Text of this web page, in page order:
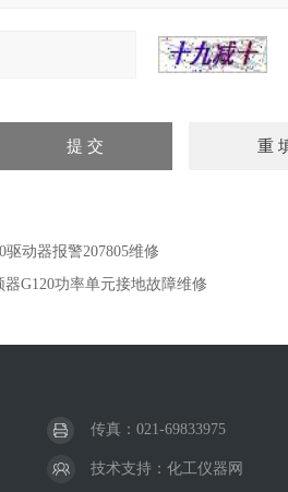
驱动器报警207805维修
器G120功率单元接地故障维修
传真：021-69833975
技术支持： 化工仪器网